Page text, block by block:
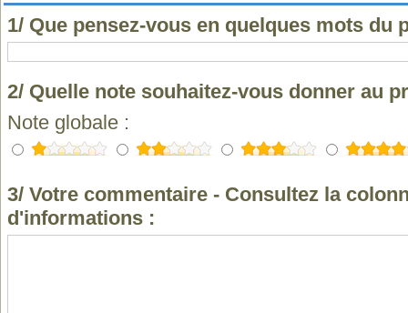
1/ Que pensez-vous en quelques mots du
2/ Quelle note souhaitez-vous donner au
Note globale :
3/ Votre commentaire - Consultez la
d'informations :